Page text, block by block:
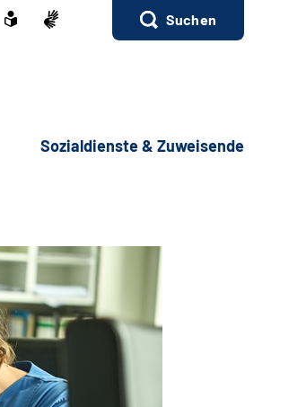
Suchen
Sozialdienste & Zuweisende